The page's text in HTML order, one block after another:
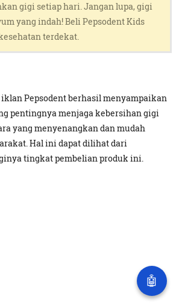
gigi setiap hari. Jangan lupa, gigi
yang indah! Beli Pepsodent Kids
terdekat.
Pepsodent berhasil menyampaikan
pentingnya menjaga kebersihan gigi
yang menyenangkan dan mudah
Hal ini dapat dilihat dari
tingkat pembelian produk ini.
🤖